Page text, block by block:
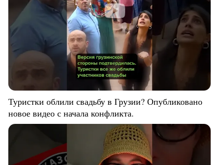
Туристки облили свадьбу в Грузии? Опубликовано
новое видео с начала конфликта.